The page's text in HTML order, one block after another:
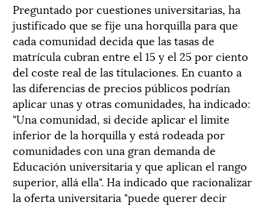
Preguntado por cuestiones universitarias, ha
justificado que se fije una horquilla para que
cada comunidad decida que las tasas de
matrícula cubran entre el 15 y el 25 por ciento
del coste real de las titulaciones. En cuanto a
las diferencias de precios públicos podrían
aplicar unas y otras comunidades, ha indicado:
"Una comunidad, si decide aplicar el limite
inferior de la horquilla y está rodeada por
comunidades con una gran demanda de
Educación universitaria y que aplican el rango
superior, allá ella". Ha indicado que racionalizar
la oferta universitaria "puede querer decir